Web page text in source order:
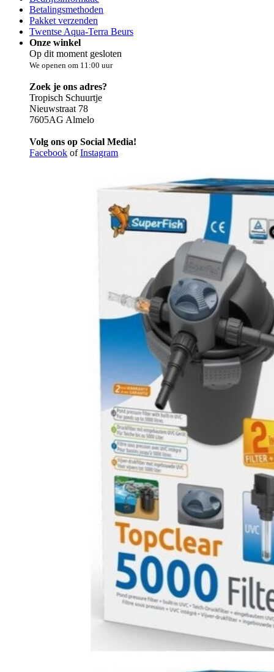
Betalingsmethoden
Pakket verzenden
Twentse Aqua-Terra Beurs
Onze winkel
Op dit moment gesloten
We openen om 11:00 uur
Zoek je ons adres?
Tropisch Schuurtje
Nieuwstraat 78
7605AG Almelo
Volg ons op Social Media!
Facebook ofInstagram